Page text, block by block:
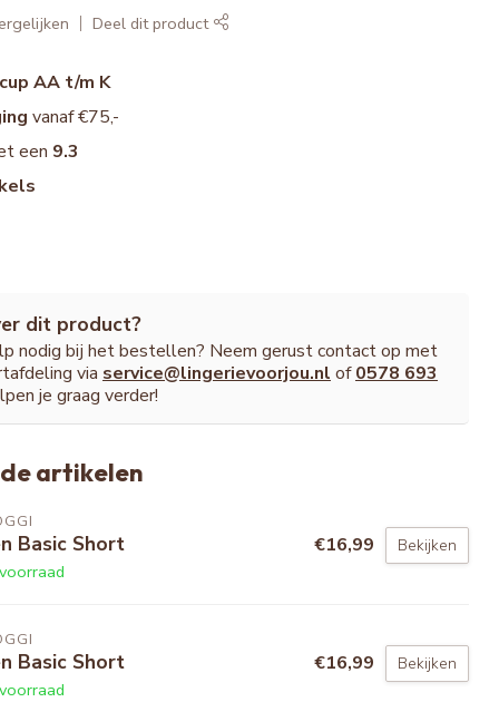
Deel dit product
cup AA t/m K
vanaf €75,-
een 9.3
dit product?
nodig bij het bestellen? Neem gerust contact op met
via service@lingerievoorjou.nl of0578 693
je graag verder!
artikelen
Basic Short €16,99 Bekijken
Basic Short €16,99 Bekijken